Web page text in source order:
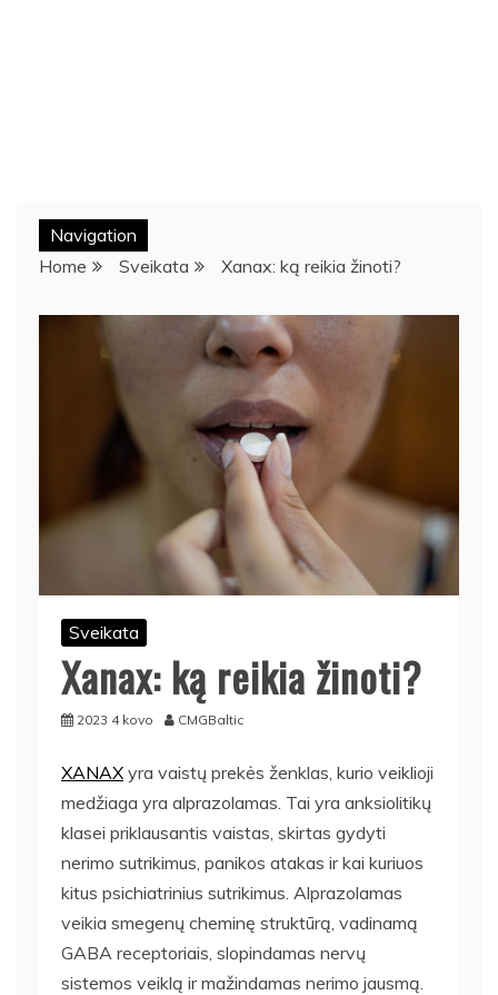
Navigation
Home
Sveikata Xanax: ką reikia žinoti?
Sveikata
Xanax: ką reikia žinoti?
2023 4 kovo CMGBaltic
XANAX yra vaistų prekės ženklas, kurio veiklioji
medžiaga yra alprazolamas. Tai yra anksiolitikų
klasei priklausantis vaistas, skirtas gydyti
nerimo sutrikimus, panikos atakas ir kai kuriuos
kitus psichiatrinius sutrikimus. Alprazolamas
veikia smegenų cheminę struktūrą, vadinamą
GABA receptoriais, slopindamas nervų
sistemos veiklą ir mažindamas nerimo jausmą.